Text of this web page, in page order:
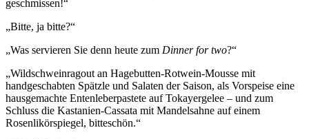
geschmissen!“
„Bitte, ja bitte?“
„Was servieren Sie denn heute zum Dinner for two?“
„Wildschweinragout an Hagebutten-Rotwein-Mousse mit
handgeschabten Spätzle und Salaten der Saison, als Vorspeise eine
hausgemachte Entenleberpastete auf Tokayergelee – und zum
Schluss die Kastanien-Cassata mit Mandelsahne auf einem
Rosenlikörspiegel, bitteschön.“